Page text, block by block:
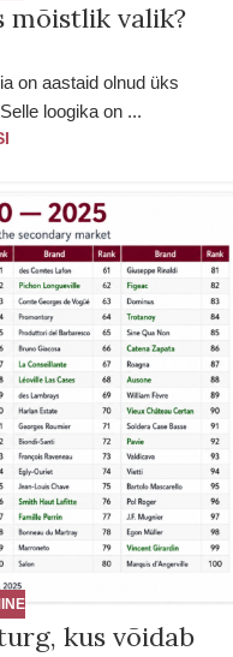
mõistlik valik?
on aastaid olnud üks
loogika on ...
kus võidab